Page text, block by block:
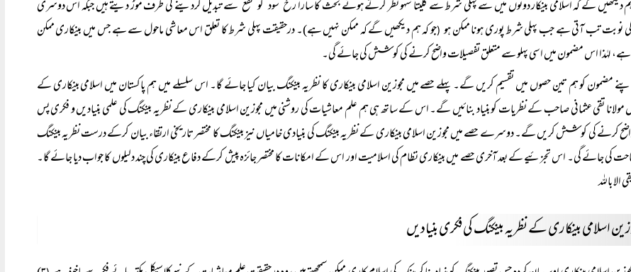
دیکھیں گے کہ اسلامی بینکار دونوں میں سے پہلی شرط سے کلیتاً سہو نظر کرتے ہوئے بحث کا سارا رخ ’سود‘ کو ’نفع‘ سے تبدیل کردینے کی طرف موڑ دیتے ہیں جبکہ اس دوسری
نوبت تب آتی ہے جب پہلی شرط پوری ہونا ممکن ہو(جو کہ ہم دیکھیں گے کہ ممکن نہیں ہے)۔ درحقیقت پہلی شرط کا تعلق اس معاشی ماحول سے ہے جس میں بینکاری ممکن
ہے، لہٰذا اس مضمون میں اسی پہلو سے متعلق تفصیلات واضح کرنے کی کوشش کی جائے گی۔
مضمون کو ہم تین حصوں میں تقسیم کریں گے۔ پہلے حصے میں مجوزین اسلامی بینکاری کا نظریہ بینکنگ بیان کیا جائے گا۔ اس سلسلے میں ہم پاکستان میں اسلامی بینکاری کے
تقی عثمانی صاحب کے نظریات کو بنیاد بنائیں گے۔ اس کے ساتھ ہی ہم علم معاشیات کی روشنی میں مجوزین اسلامی بینکاری کے نظریہ بینکنگ کی علمی بنیادیں و فکری پس
کرنے کی کوشش کریں گے۔ دوسرے حصے میں مجوزین اسلامی بینکاری کے نظریہ بینکنگ کی بنیادی خامیاں نیز بینکنگ کا مختصر تاریخی ارتقاء بیان کرکے درست نظریہ بینکنگ
کی جائے گی۔ اس تجزئیے کے بعد آخری حصے میں بینکاری نظام کی اسلامیت اور اس کے امکانات کا مختصر جائزہ پیش کرکے دفاع بینکاری کی چند دلیلوں کا جواب دیا جائے گا۔
الا باللہ